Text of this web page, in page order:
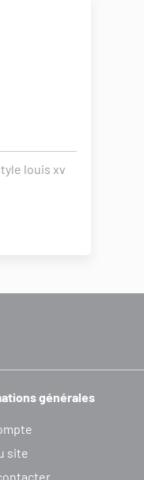
louis xv
générales
site